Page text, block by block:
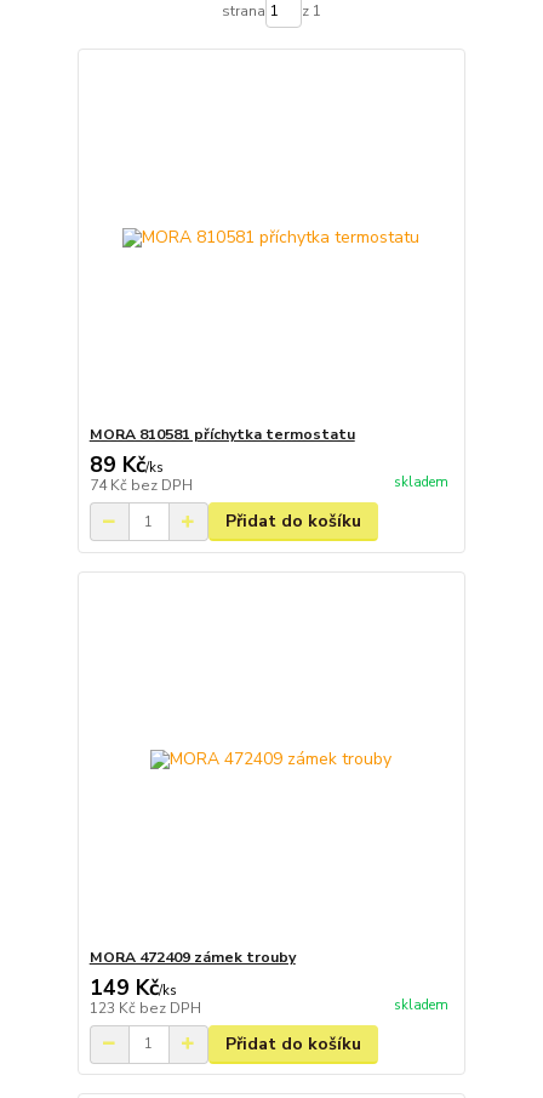
strana z 1
MORA 810581 příchytka termostatu
89 Kč/ks
74 Kč bez DPH skladem
Přidat do košíku
MORA 472409 zámek trouby
149 Kč/ks
123 Kč bez DPH skladem
Přidat do košíku